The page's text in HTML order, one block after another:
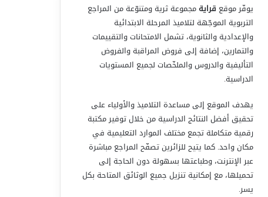
يوفّر موقع قرايةمجموعة ثرية ومتنوّعة من المراجع
التربوية الموجّهة لتلاميذ المرحلة الابتدائية
والإعدادية والثانوية، تشمل الامتحانات والتقييمات
والتمارين، إضافة إلى فروض المراقبة والفروض
التأليفية والدروس والملخّصات لجميع المستويات
الدراسية.
يهدف الموقع إلى مساعدة التلاميذ والأولياء على
تحقيق أفضل النتائج الدراسية من خلال توفير مكتبة
رقمية متكاملة تجمع مختلف الموارد التعليمية في
مكان واحد. كما يتيح للزائرين تصفّح المراجع مباشرة
عبر الإنترنت، وطباعتها بسهولة دون الحاجة إلى
تحميلها، مع إمكانية تنزيل جميع الوثائق المتاحة بكل
يسر.